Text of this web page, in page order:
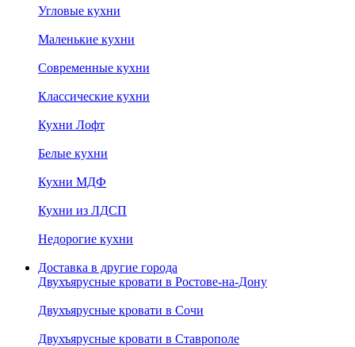
Угловые кухни
Маленькие кухни
Современные кухни
Классические кухни
Кухни Лофт
Белые кухни
Кухни МДФ
Кухни из ЛДСП
Недорогие кухни
Доставка в другие города
Двухъярусные кровати в Ростове-на-Дону
Двухъярусные кровати в Сочи
Двухъярусные кровати в Ставрополе